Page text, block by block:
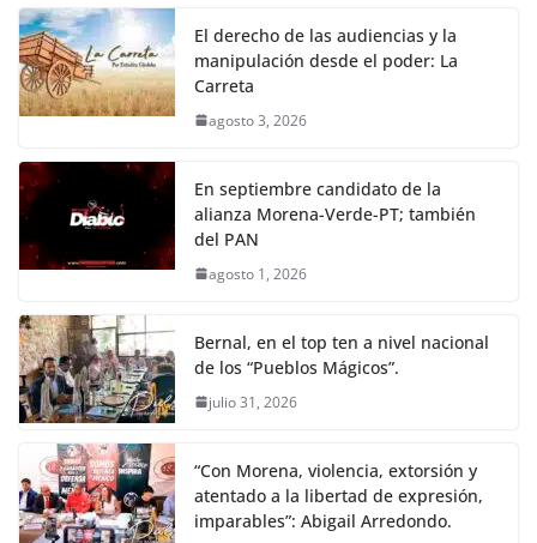
El derecho de las audiencias y la
manipulación desde el poder: La
Carreta
agosto 3, 2026
En septiembre candidato de la
alianza Morena-Verde-PT; también
del PAN
agosto 1, 2026
Bernal, en el top ten a nivel nacional
de los “Pueblos Mágicos”.
julio 31, 2026
“Con Morena, violencia, extorsión y
atentado a la libertad de expresión,
imparables”: Abigail Arredondo.